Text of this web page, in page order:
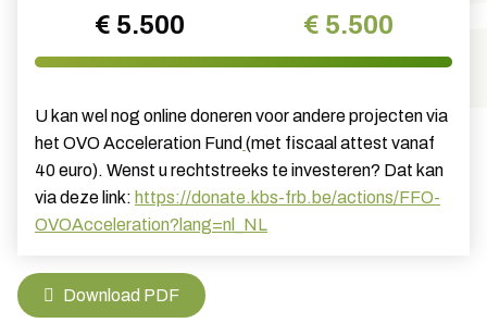
€ 5.500 € 5.500
U kan wel nog online doneren voor andere projecten via
het OVO Acceleration Fund (met fiscaal attest vanaf
40 euro). Wenst u rechtstreeks te investeren? Dat kan
via deze link: https://donate.kbs-frb.be/actions/FFO-
OVOAcceleration?lang=nl_NL
Download PDF